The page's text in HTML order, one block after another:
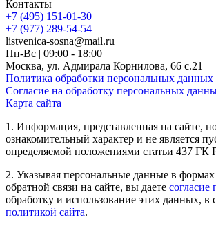
Контакты
+7 (495) 151-01-30
+7 (977) 289-54-54
listvenica-sosna@mail.ru
Пн-Вс | 09:00 - 18:00
Москва, ул. Адмирала Корнилова, 66 с.21
Политика обработки персональных данных
Согласие на обработку персональных
Карта сайта
1. Информация, представленная на сайте,
ознакомительный характер и не является
определяемой положениями статьи 437 ГК
2. Указывая персональные данные в формах
обратной связи на сайте, вы даете согласие
обработку и использование этих данных, в
политикой сайта.